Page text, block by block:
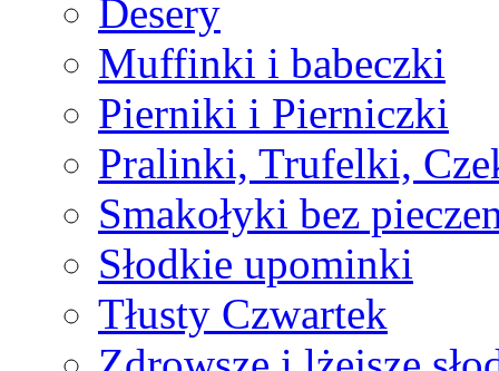
Desery
Muffinki i babeczki
Pierniki i Pierniczki
Pralinki, Trufelki,
Smakołyki bez
Słodkie upominki
Tłusty Czwartek